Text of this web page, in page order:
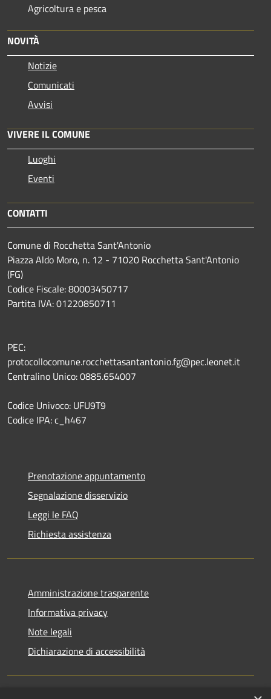
Agricoltura e pesca
NOVITÀ
Notizie
Comunicati
Avvisi
VIVERE IL COMUNE
Luoghi
Eventi
CONTATTI
Comune di Rocchetta Sant'Antonio
Piazza Aldo Moro, n. 12 - 71020 Rocchetta Sant'Antonio
(FG)
Codice Fiscale: 80003450717
Partita IVA: 01220850711
PEC:
protocollocomune.rocchettasantantonio.fg@pec.leonet.it
Centralino Unico: 0885.654007
Codice Univoco: UFU9T9
Codice IPA: c_h467
Prenotazione appuntamento
Segnalazione disservizio
Leggi le FAQ
Richiesta assistenza
Amministrazione trasparente
Informativa privacy
Note legali
Dichiarazione di accessibilità